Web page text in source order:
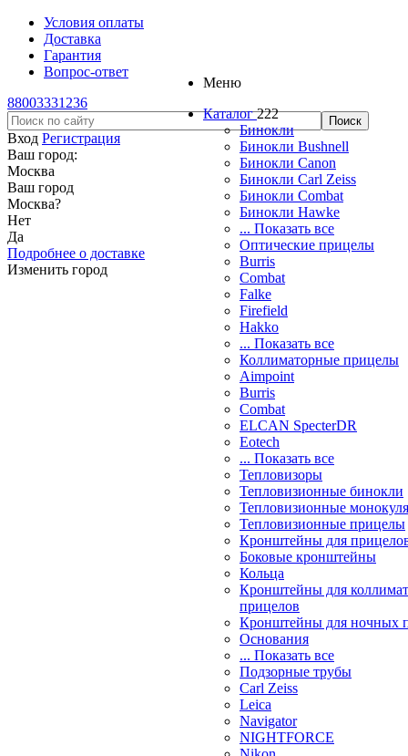
Условия оплаты
Доставка
Гарантия
Вопрос-ответ
88003331236
Вход Регистрация
Ваш город:
Москва
Ваш город
Москва?
Нет
Да
Подробнее о доставке
Изменить город
Меню
Каталог 222
Бинокли
Бинокли Bushnell
Бинокли Canon
Бинокли Carl Zeiss
Бинокли Combat
Бинокли Hawke
... Показать все
Оптические прицелы
Burris
Combat
Falke
Firefield
Hakko
... Показать все
Коллиматорные прицелы
Aimpoint
Burris
Combat
ELCAN SpecterDR
Eotech
... Показать все
Тепловизоры
Тепловизионные бинокли
Тепловизионные
Тепловизионные прицелы
Кронштейны для
Боковые кронштейны
Кольца
Кронштейны для
прицелов
Кронштейны для ночных
Основания
... Показать все
Подзорные трубы
Carl Zeiss
Leica
Navigator
NIGHTFORCE